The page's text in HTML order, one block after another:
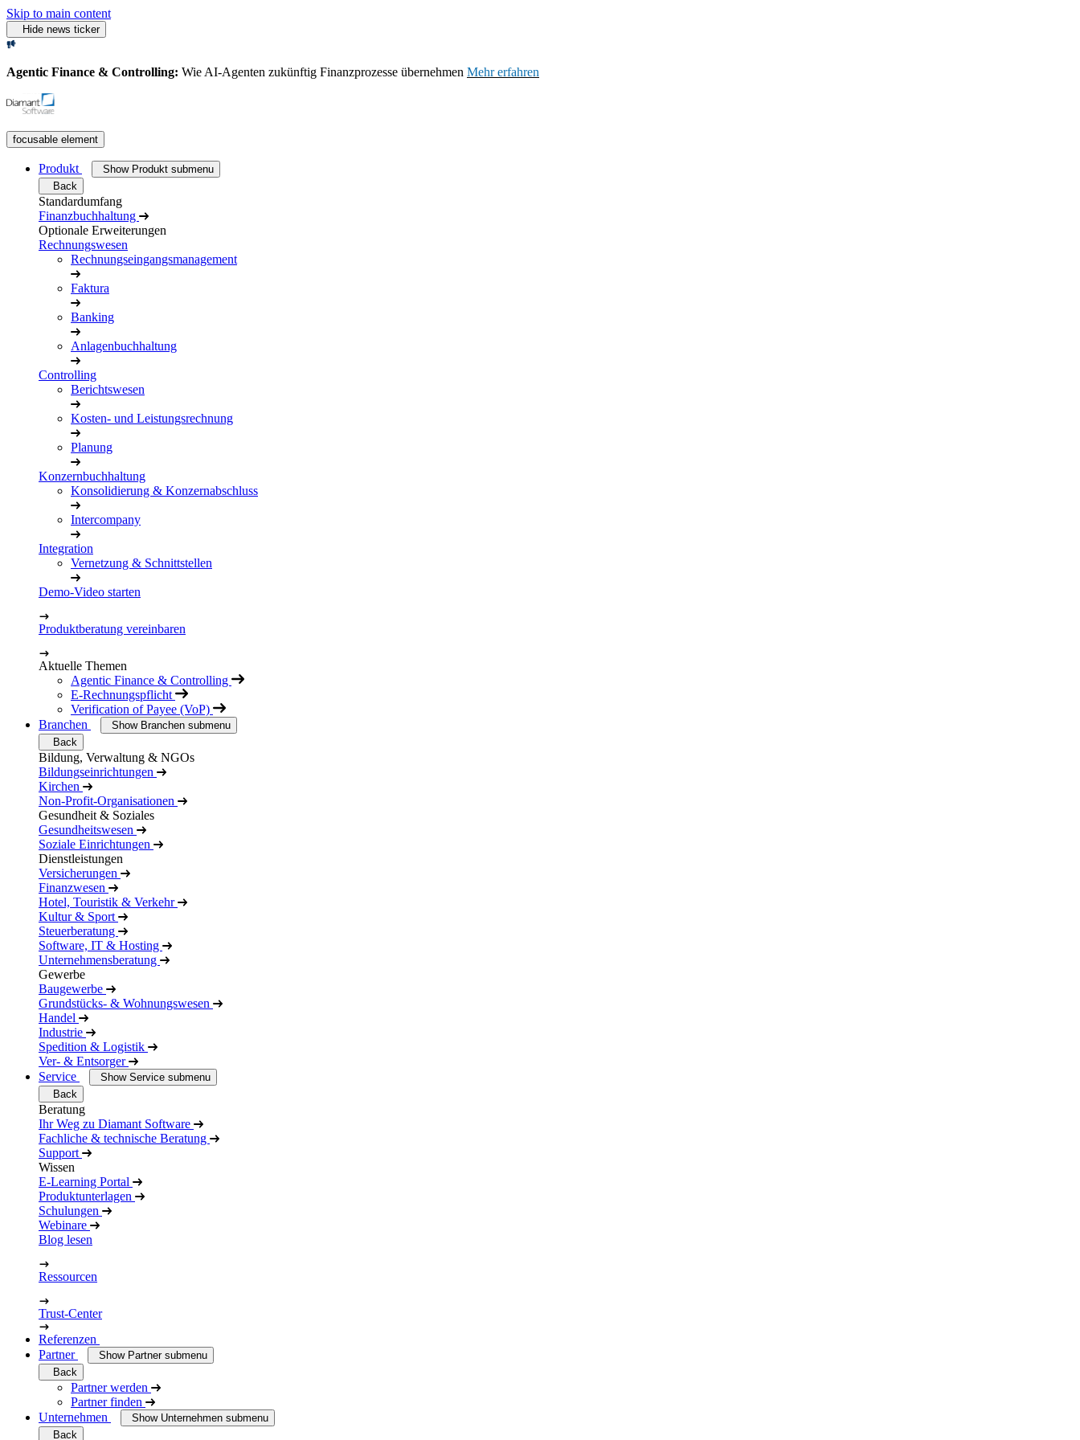
Skip to main content
Hide news ticker
Agentic Finance & Controlling: Wie AI‑Agenten zukünftig Finanzprozesse übernehmen Mehr erfahren
focusable element
Produkt
Show Produkt submenu
Back
Standardumfang
Finanzbuchhaltung
Optionale Erweiterungen
Rechnungswesen
Rechnungseingangsmanagement
Faktura
Banking
Anlagenbuchhaltung
Controlling
Berichtswesen
Kosten- und Leistungsrechnung
Planung
Konzernbuchhaltung
Konsolidierung & Konzernabschluss
Intercompany
Integration
Vernetzung & Schnittstellen
Demo-Video starten
Produktberatung vereinbaren
Aktuelle Themen
Agentic Finance & Controlling
E-Rechnungspflicht
Verification of Payee (VoP)
Branchen
Show Branchen submenu
Back
Bildung, Verwaltung & NGOs
Bildungseinrichtungen
Kirchen
Non-Profit-Organisationen
Gesundheit & Soziales
Gesundheitswesen
Soziale Einrichtungen
Dienstleistungen
Versicherungen
Finanzwesen
Hotel, Touristik & Verkehr
Kultur & Sport
Steuerberatung
Software, IT & Hosting
Unternehmensberatung
Gewerbe
Baugewerbe
Grundstücks- & Wohnungswesen
Handel
Industrie
Spedition & Logistik
Ver- & Entsorger
Service
Show Service submenu
Back
Beratung
Ihr Weg zu Diamant Software
Fachliche & technische Beratung
Support
Wissen
E-Learning Portal
Produktunterlagen
Schulungen
Webinare
Blog lesen
Ressourcen
Trust-Center
Referenzen
Partner
Show Partner submenu
Back
Partner werden
Partner finden
Unternehmen
Show Unternehmen submenu
Back